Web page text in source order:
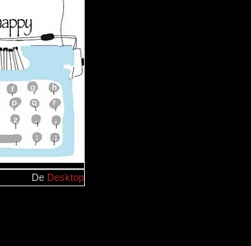
De Desktop